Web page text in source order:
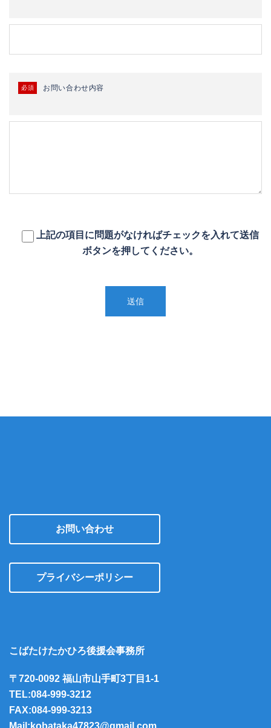
必須 お問い合わせ内容
上記の項目に問題がなければチェックを入れて送信
ボタンを押してください。
お問い合わせ
プライバシーポリシー
こばたけたかひろ後援会事務所
〒720-0092 福山市山手町3丁目1-1
TEL:084-999-3212
FAX:084-999-3213
Mail:kobataka47823@gmail.com